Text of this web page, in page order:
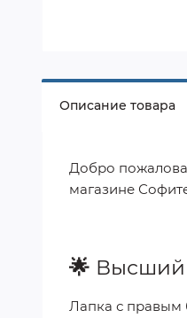
Описание товара
Добро
магазине
🌟 Высший
Лапка с правым